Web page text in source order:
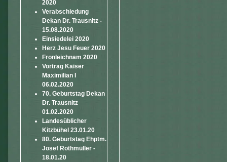
2020
Verabschiedung
Dekan Dr. Trausnitz -
15.08.2020
Einsiedelei 2020
Herz Jesu Feuer 2020
Fronleichnam 2020
Vortrag Kaiser
Maximilian I
06.02.2020
70. Geburtstag Dekan
Dr. Trausnitz
01.02.2020
Landesüblicher
Kitzbühel 23.01.20
80. Geburtstag Ehptm.
Josef Rothmüller -
18.01.20